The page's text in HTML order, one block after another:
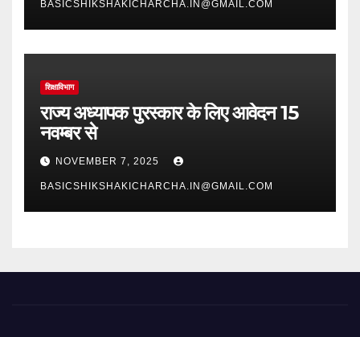
BASICSHIKSHAKICHARCHA.IN@GMAIL.COM
शिक्षाविभाग
राज्य अध्यापक पुरस्कार के लिए आवेदन 15
नवम्बर से
NOVEMBER 7, 2025
BASICSHIKSHAKICHARCHA.IN@GMAIL.COM